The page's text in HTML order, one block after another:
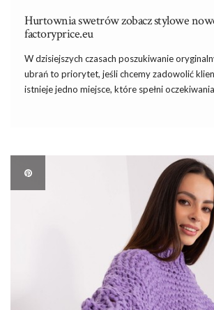
Hurtownia swetrów zobacz stylowe
factoryprice.eu
W dzisiejszych czasach poszukiwanie
ubrań to priorytet, jeśli chcemy zadowolić
istnieje jedno miejsce, które spełni